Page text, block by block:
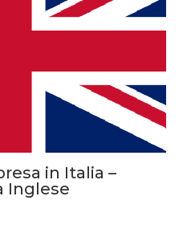
in Italia –
Inglese